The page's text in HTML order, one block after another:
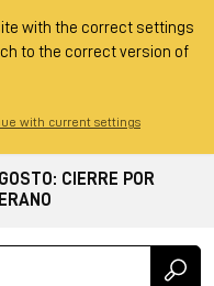
with the correct settings
to the correct version of
with current settings
CIERRE POR